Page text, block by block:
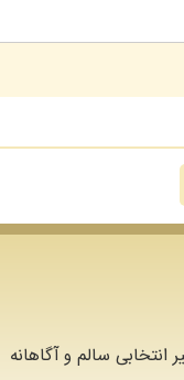
سالم و آگاهانه